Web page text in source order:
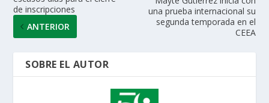
de inscripciones
ANTERIOR
una prueba internacional su
segunda temporada en el
CEEA
SOBRE EL AUTOR